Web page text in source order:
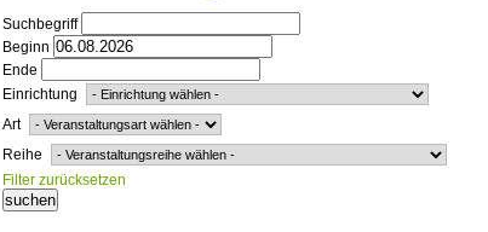
Suchbegriff
Beginn
Ende
Einrichtung
Art
Reihe
Filter zurücksetzen